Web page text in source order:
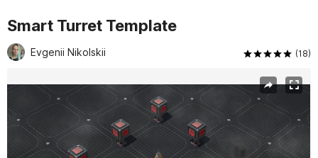
Smart Turret Template
Evgenii Nikolskii (18)